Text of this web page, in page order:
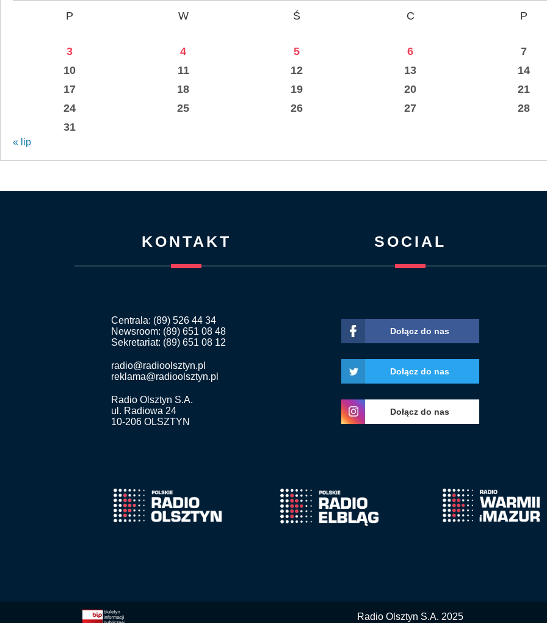
P W Ś C P
3
4 5 6 7
10
11 12 13 14
17
18 19 20 21
24
25 26 27 28
31
« lip
KONTAKT
Centrala: (89) 526 44 34
Newsroom: (89) 651 08 48
Sekretariat: (89) 651 08 12
radio@radioolsztyn.pl
reklama@radioolsztyn.pl
Radio Olsztyn S.A.
ul. Radiowa 24
10-206 OLSZTYN
SOCIAL
Dołącz do nas
Dołącz do nas
Dołącz do nas
Radio Olsztyn S.A. 2025